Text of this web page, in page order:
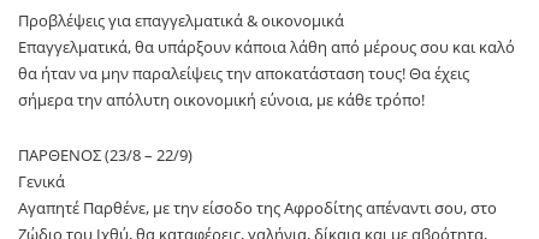
Προβλέψεις για επαγγελματικά & οικονομικά
Επαγγελματικά, θα υπάρξουν κάποια λάθη από μέρους σου και καλό
θα ήταν να μην παραλείψεις την αποκατάσταση τους! Θα έχεις
σήμερα την απόλυτη οικονομική εύνοια, με κάθε τρόπο!
ΠΑΡΘΕΝΟΣ (23/8 – 22/9)
Γενικά
Αγαπητέ Παρθένε, με την είσοδο της Αφροδίτης απέναντι σου, στο
Ζώδιο του Ιχθύ, θα καταφέρεις, γαλήνια, δίκαια και με αβρότητα,